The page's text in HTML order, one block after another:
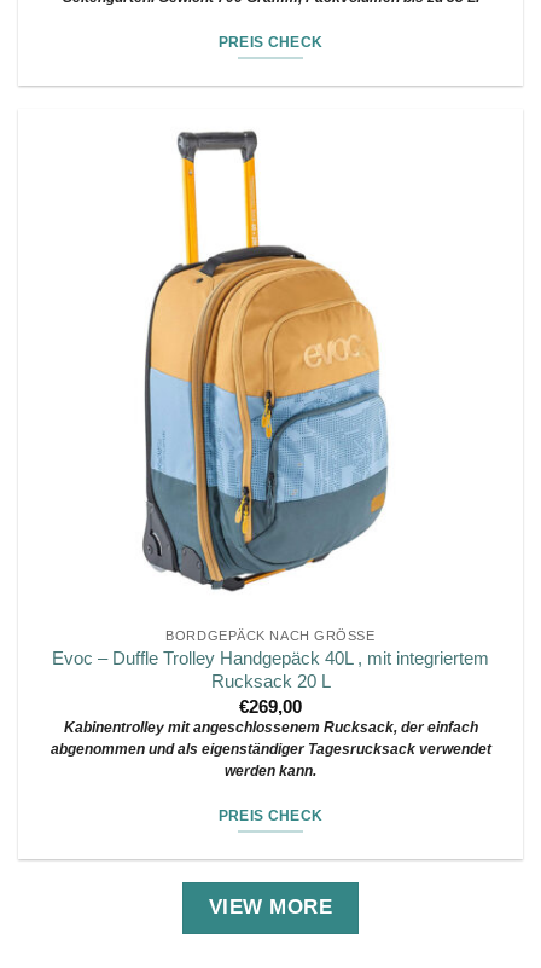
PREIS CHECK
BORDGEPÄCK NACH GRÖSSE
Evoc – Duffle Trolley Handgepäck 40L , mit integriertem
Rucksack 20 L
€269,00
Kabinentrolley mit angeschlossenem Rucksack, der einfach
abgenommen und als eigenständiger Tagesrucksack verwendet
werden kann.
PREIS CHECK
VIEW MORE